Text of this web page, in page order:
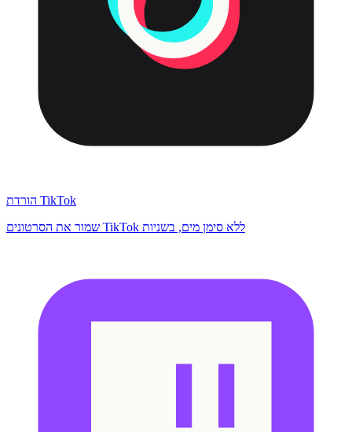
הורדת TikTok
שמור את הסרטונים TikTok ללא סימן מים, בשניות